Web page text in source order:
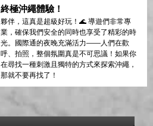
終極沖繩體驗！
夥伴，這真是超級好玩！🌊 導遊們非常專
業，確保我們安全的同時也享受了精彩的時
光。國際通的夜晚充滿活力——人們在歡
呼、拍照，整個氛圍真是不可思議！如果你
在尋找一種刺激且獨特的方式來探索沖繩，
那就不要再找了！